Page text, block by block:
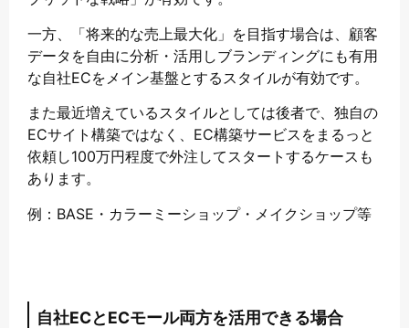
一方、「将来的な売上最大化」を目指す場合は、顧客
データを自由に分析・活用しブランディングにも有用
な自社ECをメイン基盤とするスタイルが有効です。
また最近増えているスタイルとしては後者で、独自の
ECサイト構築ではなく、EC構築サービスをまるっと
依頼し100万円程度で外注してスタートするケースも
あります。
例：BASE・カラーミーショップ・メイクショップ等
自社ECとECモール両方を活用できる場合